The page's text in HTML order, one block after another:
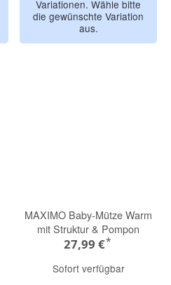
Variationen. Wähle bitte
die gewünschte Variation
aus.
MAXIMO Baby-Mütze Warm
mit Struktur & Pompon
27,99 €*
Sofort verfügbar